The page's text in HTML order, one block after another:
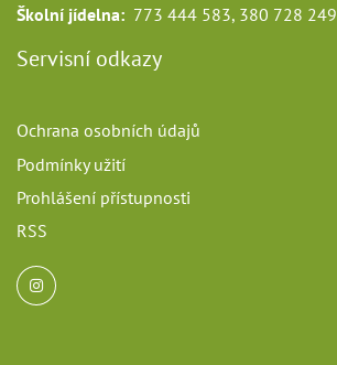
Školní jídelna: 773 444 583, 380 728 249
Servisní odkazy
Ochrana osobních údajů
Podmínky užití
Prohlášení přístupnosti
RSS